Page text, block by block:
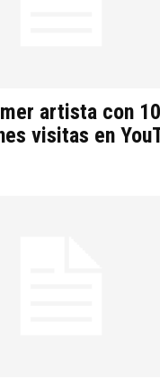
artista con
visitas en